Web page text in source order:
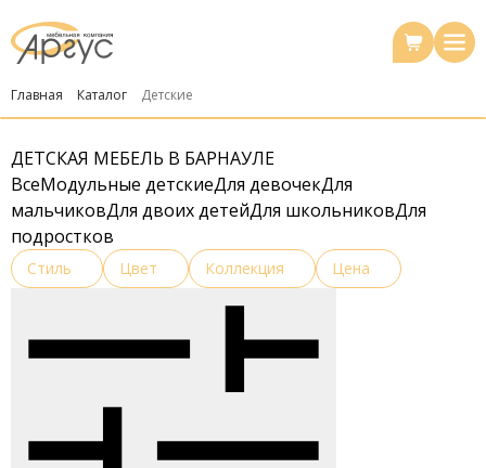
Главная Каталог Детские
ДЕТСКАЯ МЕБЕЛЬ В БАРНАУЛЕ
ВсеМодульные детскиеДля девочекДля
мальчиковДля двоих детейДля школьниковДля
подростков
Стиль Цвет Коллекция Цена